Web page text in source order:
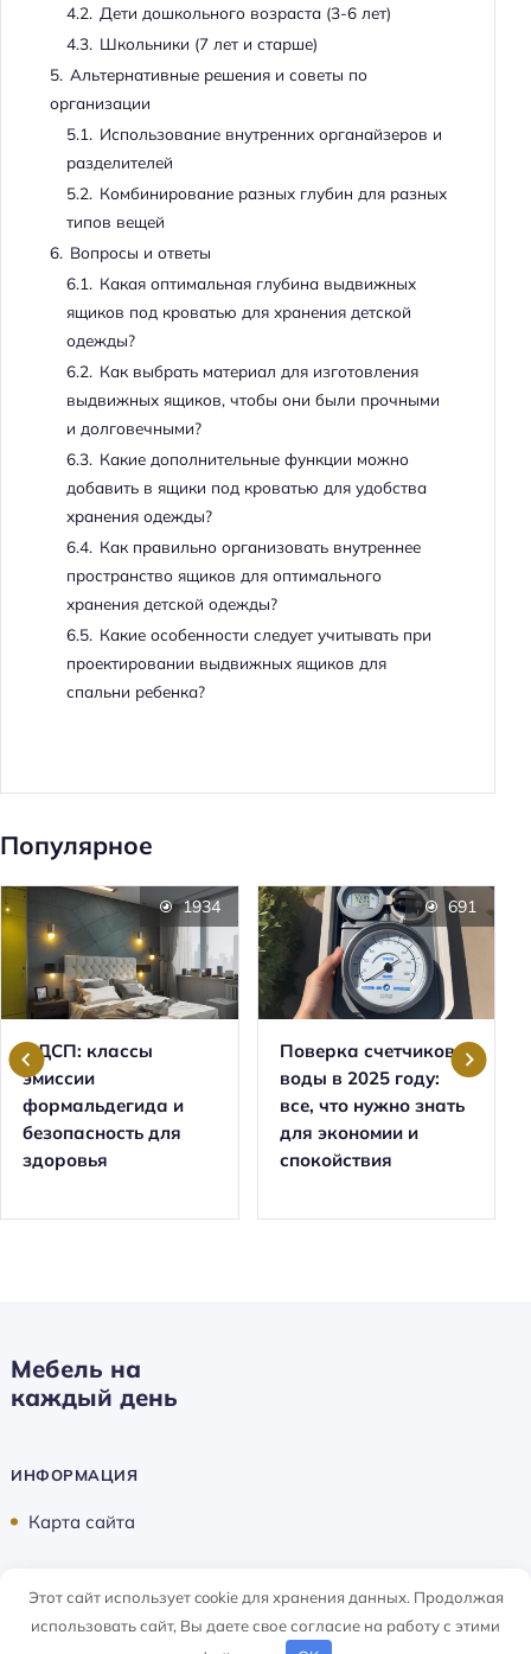
4.2. Дети дошкольного возраста (3-6 лет)
4.3. Школьники (7 лет и старше)
5. Альтернативные решения и советы по
организации
5.1. Использование внутренних органайзеров и
разделителей
5.2. Комбинирование разных глубин для разных
типов вещей
6. Вопросы и ответы
6.1. Какая оптимальная глубина выдвижных
ящиков под кроватью для хранения детской
одежды?
6.2. Как выбрать материал для изготовления
выдвижных ящиков, чтобы они были прочными
и долговечными?
6.3. Какие дополнительные функции можно
добавить в ящики под кроватью для удобства
хранения одежды?
6.4. Как правильно организовать внутреннее
пространство ящиков для оптимального
хранения детской одежды?
6.5. Какие особенности следует учитывать при
проектировании выдвижных ящиков для
спальни ребенка?
Популярное
ЛДСП: классы
эмиссии
формальдегида и
безопасность для
здоровья
1934
Поверка счетчиков
воды в 2025 году:
все, что нужно знать
для экономии и
спокойствия
691
Мебель на
каждый день
ИНФОРМАЦИЯ
Карта сайта
Мебель на каждый день ©
Этот сайт использует cookie для хранения данных. Продолжая
использовать сайт, Вы даете свое согласие на работу с этими